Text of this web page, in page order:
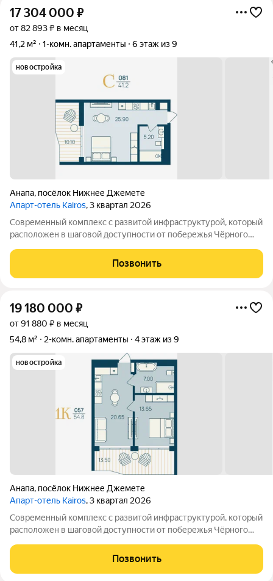
17 304 000 ₽
от 82 893 ₽ в месяц
41,2 м²
1-комн. апартаменты 6 этаж из 9
новостройка
Анапа, посёлок Нижнее Джемете
Апарт-отель Kairos, 3 квартал 2026
Современный комплекс с развитой инфраструктурой, который
расположен в шаговой доступности от побережья Чёрного
концепцией. Инфраструктура комплекса включает: -
Всесезонный подогреваемый бассейн с
Позвонить
19 180 000 ₽
от 91 880 ₽ в месяц
54,8 м²
2-комн. апартаменты 4 этаж из 9
новостройка
Анапа, посёлок Нижнее Джемете
Апарт-отель Kairos, 3 квартал 2026
Современный комплекс с развитой инфраструктурой, который
расположен в шаговой доступности от побережья Чёрного
концепцией. Инфраструктура комплекса включает: -
Всесезонный подогреваемый бассейн с
Позвонить